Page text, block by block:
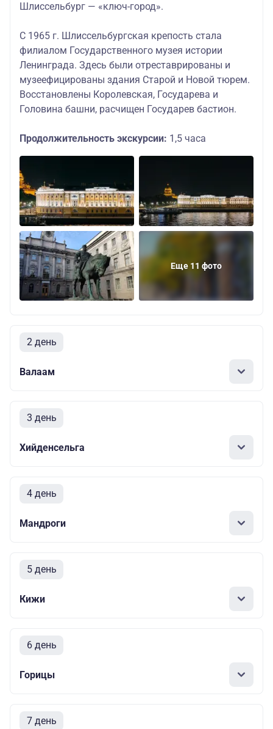
Шлиссельбург — «ключ-город».
С 1965 г. Шлиссельбургская крепость стала
филиалом Государственного музея истории
Ленинграда. Здесь были отреставрированы и
музеефицированы здания Старой и Новой тюрем.
Восстановлены Королевская, Государева и
Головина башни, расчищен Государев бастион.
Продолжительность экскурсии: 1,5 часа
Еще 11 фото
2 день
Валаам
3 день
Хийденсельга
4 день
Мандроги
5 день
Кижи
6 день
Горицы
7 день